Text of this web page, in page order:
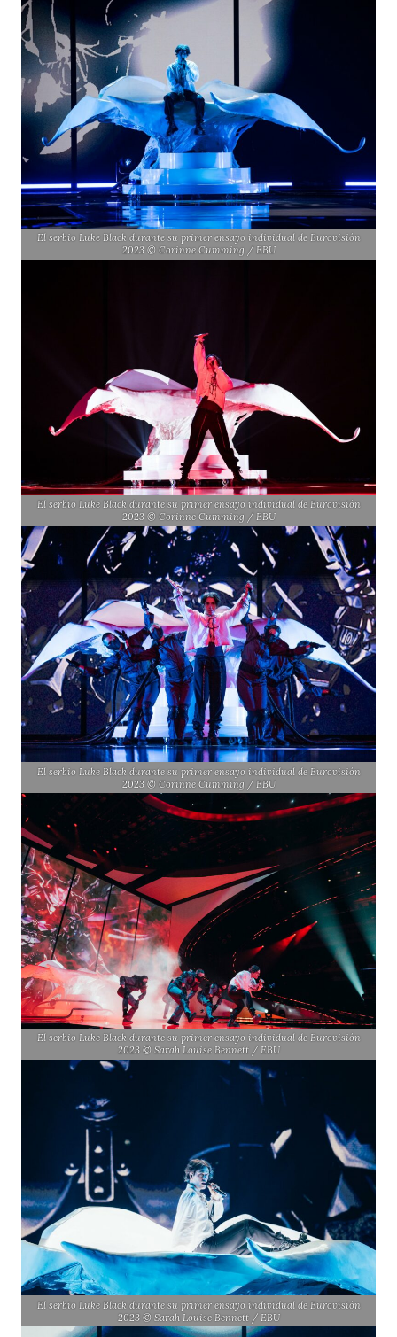
El serbio Luke Black durante su primer ensayo individual de Eurovisión
2023 © Corinne Cumming / EBU
El serbio Luke Black durante su primer ensayo individual de Eurovisión
2023 © Corinne Cumming / EBU
El serbio Luke Black durante su primer ensayo individual de Eurovisión
2023 © Corinne Cumming / EBU
El serbio Luke Black durante su primer ensayo individual de Eurovisión
2023 © Sarah Louise Bennett / EBU
El serbio Luke Black durante su primer ensayo individual de Eurovisión
2023 © Sarah Louise Bennett / EBU